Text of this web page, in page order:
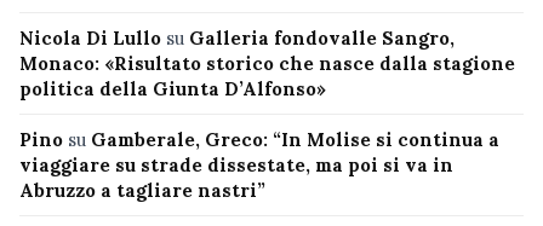
Nicola Di Lullo su Galleria fondovalle Sangro,
Monaco: «Risultato storico che nasce dalla stagione
politica della Giunta D’Alfonso»
Pino su Gamberale, Greco: “In Molise si continua a
viaggiare su strade dissestate, ma poi si va in
Abruzzo a tagliare nastri”